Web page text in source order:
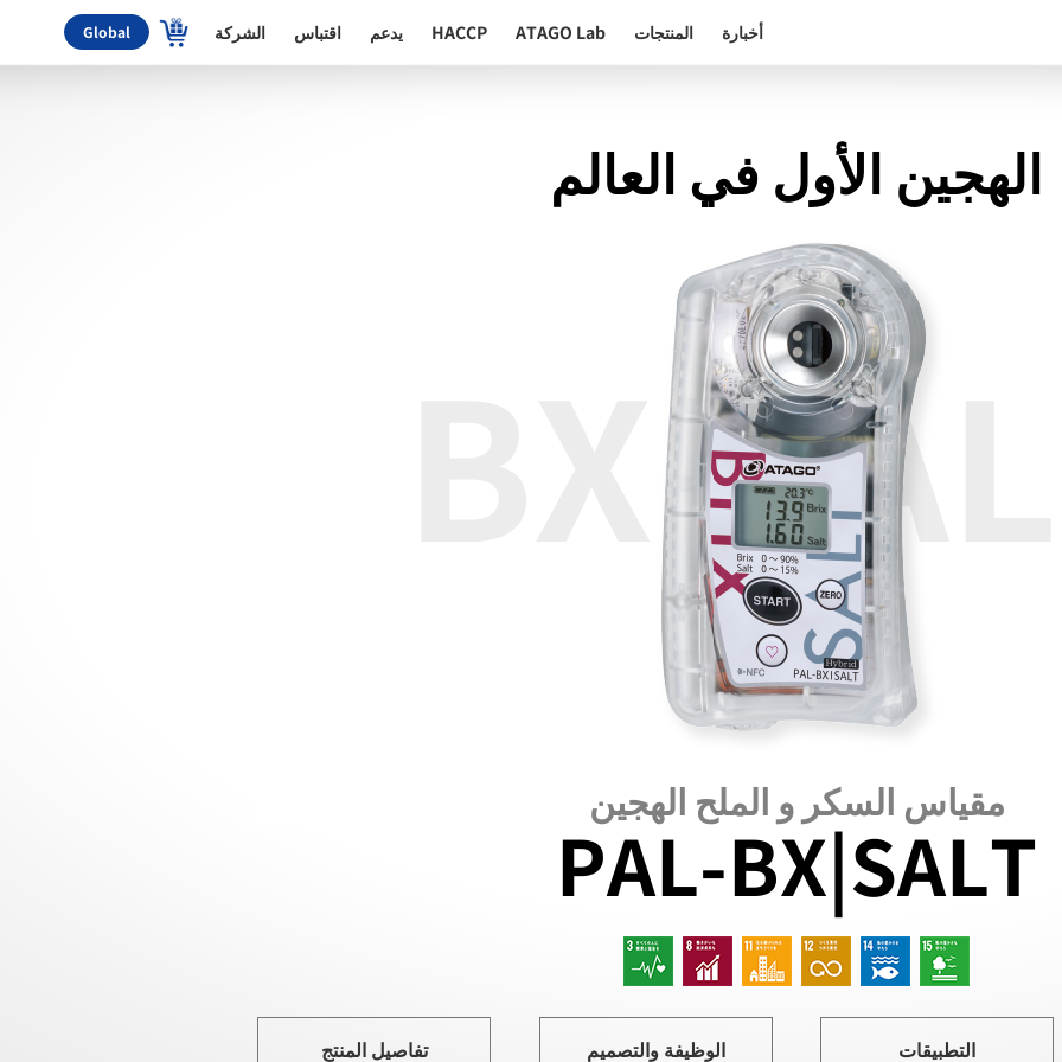
أخبارة المنتجات ATAGO Lab
HACCP يدعم اقتباس الشركة Global
الهجين الأول في العالم
مقياس السكر و الملح الهجين
PAL-BX|SALT
التطبيقات الوظيفة والتصميم تفاصيل المنتج